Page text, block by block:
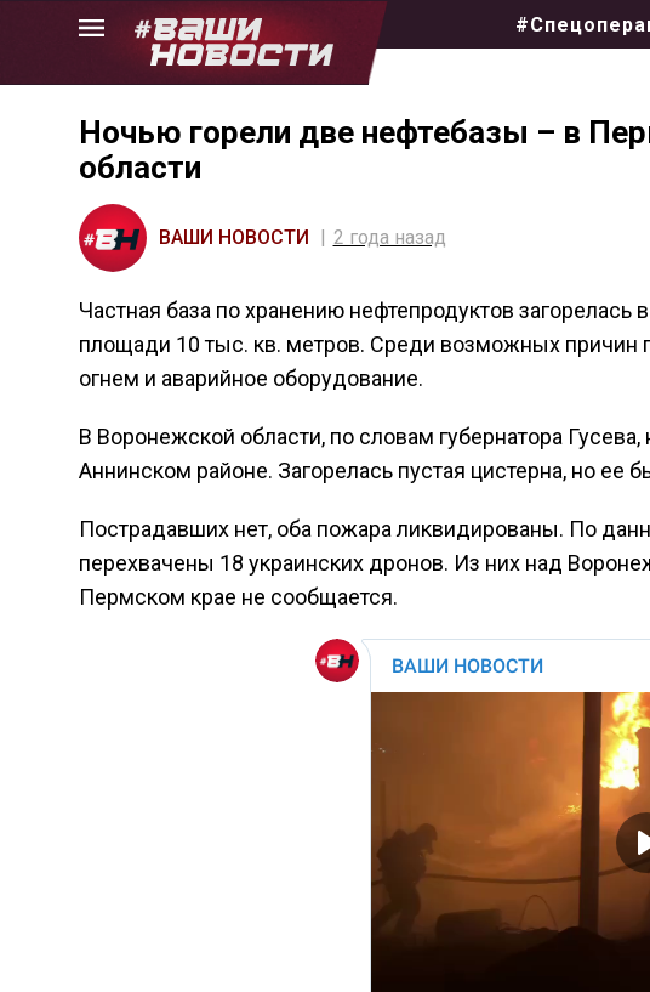
Skip
Ночью горели две нефтебазы – в
области
ВАШИ НОВОСТИ 2 года назад
Частная база по хранению нефтепродуктов
площади 10 тыс. кв. метров. Среди возможных
огнем и аварийное оборудование.
В Воронежской области, по словам губернатора
Аннинском районе. Загорелась пустая цистерна, но ее
Пострадавших нет, оба пожара ликвидированы. По
перехвачены 18 украинских дронов. Из них над
Пермском крае не сообщается.